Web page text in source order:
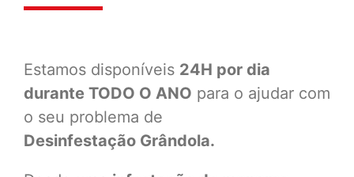
Estamos disponíveis 24H por dia
durante TODO O ANO para o ajudar com
o seu problema de
Desinfestação Grândola.